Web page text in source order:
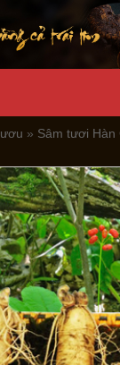
» Sâm tươi Hàn